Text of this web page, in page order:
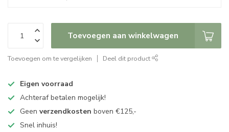
Toevoegen aan winkelwagen
Toevoegen om te vergelijken Deel dit product
Eigen voorraad
Achteraf betalen mogelijk!
Geen verzendkosten boven €125,-
Snel inhuis!